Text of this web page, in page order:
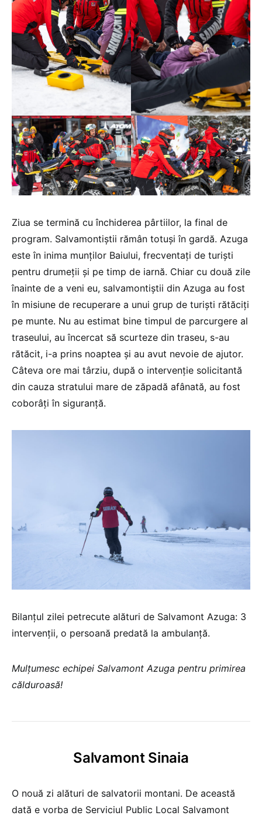
Ziua se termină cu închiderea pârtiilor, la final de
program. Salvamontiștii rămân totuși în gardă. Azuga
este în inima munților Baiului, frecventați de turiști
pentru drumeții și pe timp de iarnă. Chiar cu două zile
înainte de a veni eu, salvamontiștii din Azuga au fost
în misiune de recuperare a unui grup de turiști rătăciți
pe munte. Nu au estimat bine timpul de parcurgere al
traseului, au încercat să scurteze din traseu, s-au
rătăcit, i-a prins noaptea și au avut nevoie de ajutor.
Câteva ore mai târziu, după o intervenție solicitantă
din cauza stratului mare de zăpadă afânată, au fost
coborâți în siguranță.
Bilanțul zilei petrecute alături de Salvamont Azuga: 3
intervenții, o persoană predată la ambulanță.
Mulțumesc echipei Salvamont Azuga pentru primirea
călduroasă!
Salvamont Sinaia
O nouă zi alături de salvatorii montani. De această
dată e vorba de Serviciul Public Local Salvamont